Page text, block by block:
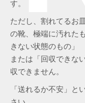
す。
ただし、割れてるお
の靴、極端に汚れた
きない状態のもの」
または「回収できな
収できません。
「送れるか不安」と